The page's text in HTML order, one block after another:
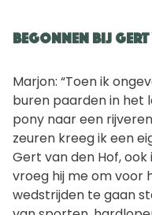
Begonnen bij
Marjon: “Toen ik
buren paarden in het
pony naar een
zeuren kreeg ik een
Gert van den Hof, ook
vroeg hij me om voor
wedstrijden te gaan